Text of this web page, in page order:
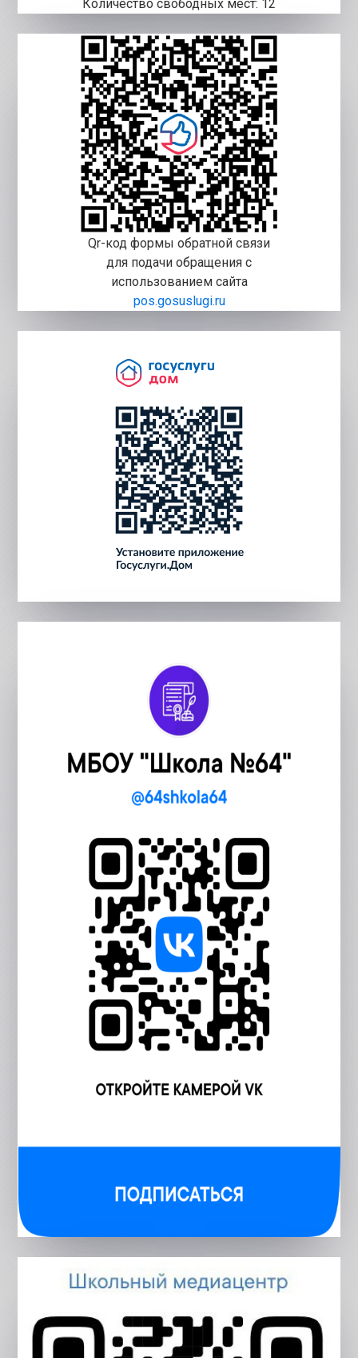
Количество свободных мест: 12
Qr-код формы обратной связи
для подачи обращения с
использованием сайта
pos.gosuslugi.ru